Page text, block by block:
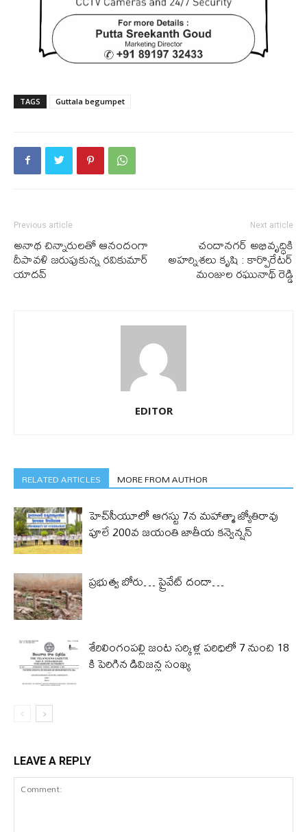
TAGS Guttala begumpet
Previous article
అనాథ చిన్నారులతో ఆనందంగా
దీపావళి జరుపుకున్న రవికుమార్
యాదవ్
Next article
చందానగర్ అభివృద్ధికి
అహర్నిశలు కృషి : కార్పొరేటర్
మంజుల రఘునాథ్ రెడ్డి
EDITOR
RELATED ARTICLES MORE FROM AUTHOR
హెచ్‌సీయూలో ఆగస్టు 7న మహాత్మా జ్యోతిరావు
పూలే 200వ జయంతి జాతీయ కన్వెన్షన్
ప్రభుత్వ బోరు… ప్రైవేట్ దందా…
శేరిలింగంపల్లి జంట సర్కిళ్ల పరిధిలో 7 నుంచి 18
కి పెరిగిన డివిజన్ల సంఖ్య
LEAVE A REPLY